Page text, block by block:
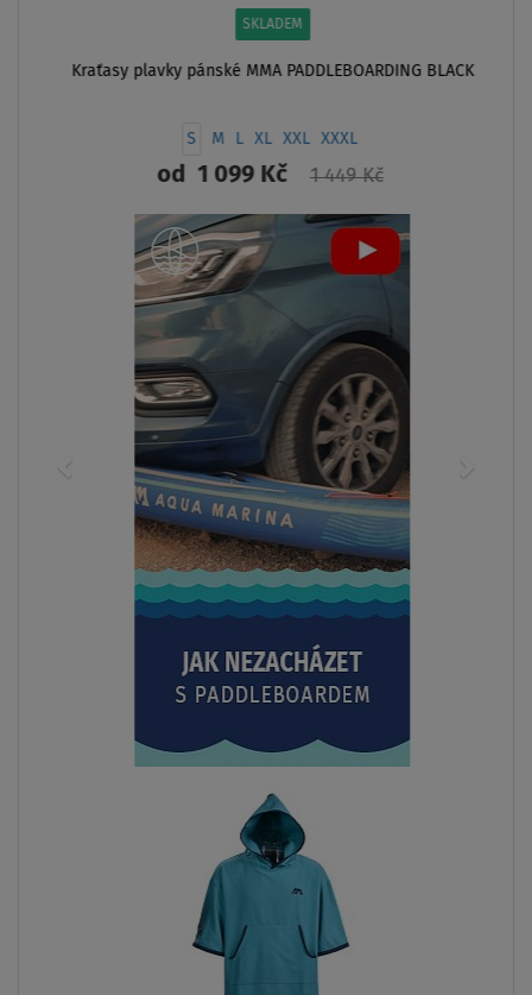
SKLADEM
Kraťasy plavky pánské MMA PADDLEBOARDING BLACK
S M L XL XXL XXXL
od 1 099 Kč 1 449 Kč
ZOBRAZIT